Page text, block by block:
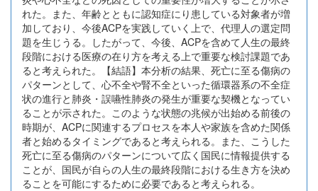
れた。また、年齢とともに認知症にり患している対象者が増
加しており、今後ACPを実践していく上で、代理人の選定問
題を生じうる。したがって、今後、ACPを含めて人生の最終
段階における医療の在り方を考える上で重要な検討課題であ
ると考えられた。【結語】本分析の結果、死亡に至る傷病の
パターンとして、心不全や腎不全といった循環器系の不全症
状の進行と肺炎・誤嚥性肺炎の発生が重要な契機となってい
ることが示された。このような状態の兆候が出始める前後の
時期が、ACPに関連するプロセスを本人や家族を含めた関係
者と始めるタイミングであると考えられる。また、こうした
死亡に至る傷病のパターンについて広く国民に情報提供する
ことが、国民が自らの人生の最終段階における生き方を決め
ることを可能にするために必要であると考えられる。